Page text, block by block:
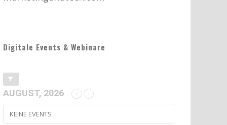
Digitale Events & Webinare
AUGUST, 2026
KEINE EVENTS